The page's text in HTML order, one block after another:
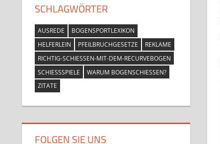
SCHLAGWÖRTER
AUSREDE
BOGENSPORTLEXIKON
HELFERLEIN
PFEILBRUCHGESETZE
REKLAME
RICHTIG-SCHIESSEN-MIT-DEM-RECURVEBOGEN
SCHIESSSPIELE
WARUM BOGENSCHIESSEN?
ZITATE
FOLGEN SIE UNS